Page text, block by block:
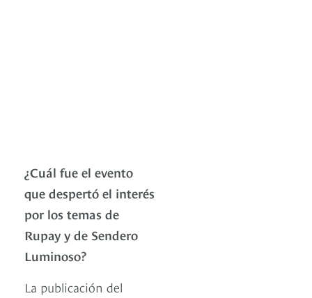
¿Cuál fue el evento
que despertó el interés
por los temas de
Rupay y de Sendero
Luminoso?
La publicación del